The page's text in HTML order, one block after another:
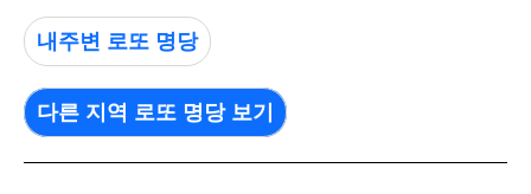
내주변 로또 명당
다른 지역 로또 명당 보기